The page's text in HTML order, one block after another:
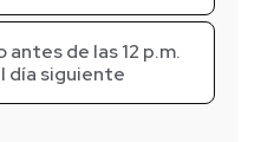
antes de las 12 p.m.
día siguiente